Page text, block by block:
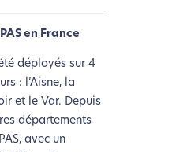
en France
déployés sur 4
: l’Aisne, la
et le Var. Depuis
départements
avec un